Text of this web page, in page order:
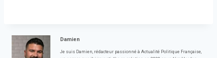
Damien
Je suis Damien, rédacteur passionné à Actualité Politique Française,